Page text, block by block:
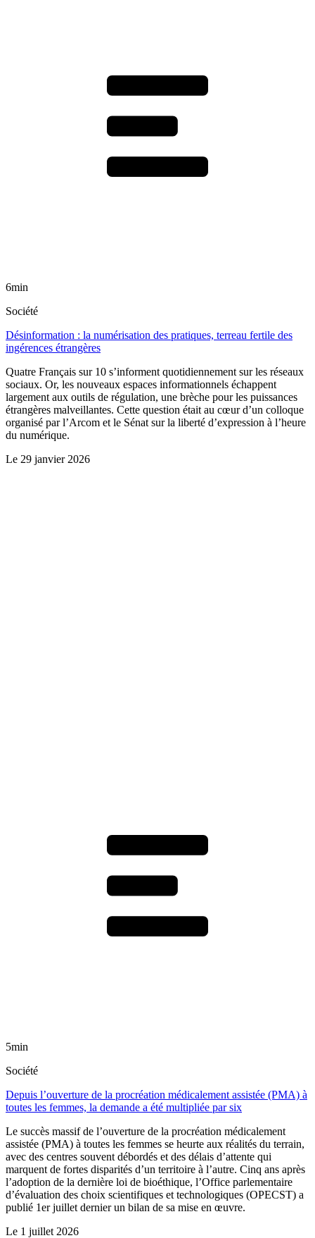
6min
Société
Désinformation : la numérisation des pratiques, terreau fertile des
ingérences étrangères
Quatre Français sur 10 s’informent quotidiennement sur les réseaux
sociaux. Or, les nouveaux espaces informationnels échappent
largement aux outils de régulation, une brèche pour les puissances
étrangères malveillantes. Cette question était au cœur d’un colloque
organisé par l’Arcom et le Sénat sur la liberté d’expression à l’heure
du numérique.
Le 29 janvier 2026
5min
Société
Depuis l’ouverture de la procréation médicalement assistée (PMA) à
toutes les femmes, la demande a été multipliée par six
Le succès massif de l’ouverture de la procréation médicalement
assistée (PMA) à toutes les femmes se heurte aux réalités du terrain,
avec des centres souvent débordés et des délais d’attente qui
marquent de fortes disparités d’un territoire à l’autre. Cinq ans après
l’adoption de la dernière loi de bioéthique, l’Office parlementaire
d’évaluation des choix scientifiques et technologiques (OPECST) a
publié 1er juillet dernier un bilan de sa mise en œuvre.
Le 1 juillet 2026